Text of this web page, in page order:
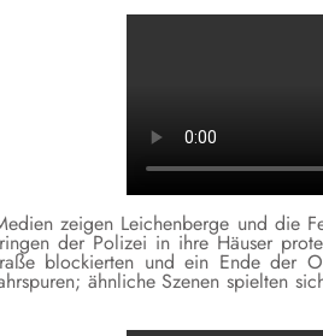
zeigen Leichenberge und die
der Polizei in ihre Häuser
blockierten und ein Ende der
ähnliche Szenen spielten